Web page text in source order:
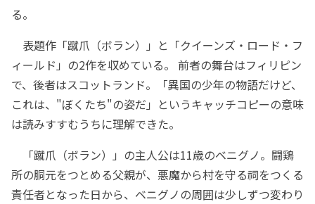
る。
表題作「蹴爪（ボラン）」と「クイーンズ・ロード・フ
ィールド」の2作を収めている。 前者の舞台はフィリピン
で、後者はスコットランド。「異国の少年の物語だけど、
これは、"ぼくたち"の姿だ」というキャッチコピーの意味
は読みすすむうちに理解できた。
「蹴爪（ボラン）」の主人公は11歳のベニグノ。闘鶏
所の胴元をつとめる父親が、悪魔から村を守る祠をつくる
責任者となった日から、ベニグノの周囲は少しずつ変わり